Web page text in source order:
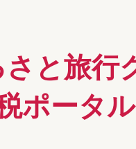
さと旅行
ポータ